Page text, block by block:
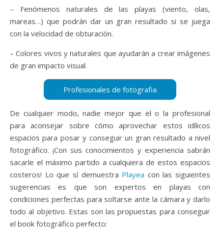
– Fenómenos naturales de las playas (viento, olas,
mareas…) que podrán dar un gran resultado si se juega
con la velocidad de obturación.
– Colores vivos y naturales que ayudarán a crear imágenes
de gran impacto visual.
De cualquier modo, nadie mejor que el o la profesional
para aconsejar sobre cómo aprovechar estos idílicos
espacios para posar y conseguir un gran resultado a nivel
fotográfico. ¡Con sus conocimientos y experiencia sabrán
sacarle el máximo partido a cualquiera de estos espacios
costeros! Lo que sí demuestra Playea con las siguientes
sugerencias es que son expertos en playas con
condiciones perfectas para soltarse ante la cámara y darlo
todo al objetivo. Estas son las propuestas para conseguir
el book fotográfico perfecto: